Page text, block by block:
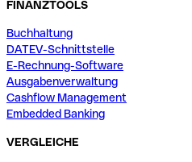
FINANZTOOLS
Buchhaltung
DATEV-Schnittstelle
E-Rechnung-Software
Ausgabenverwaltung
Cashflow Management
Embedded Banking
VERGLEICHE